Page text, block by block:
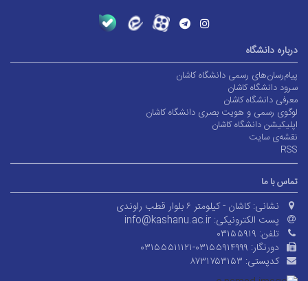
درباره دانشگاه
پیام‌رسان‌های رسمی دانشگاه کاشان
سرود دانشگاه کاشان
معرفی دانشگاه کاشان
لوگوی رسمی و هویت بصری دانشگاه کاشان
اپلیکیشن دانشگاه کاشان
نقشه‌ی سایت
RSS
تماس با ما
نشانی: کاشان - کیلومتر ۶ بلوار قطب راوندی
پست الکترونیکی: info@kashanu.ac.ir
تلفن: ۰۳۱۵۵۹۱۹
دورنگار: ۰۳۱۵۵۵۱۱۱۲۱-۰۳۱۵۵۹۱۴۹۹۹
کدپستی: ۸۷۳۱۷۵۳۱۵۳